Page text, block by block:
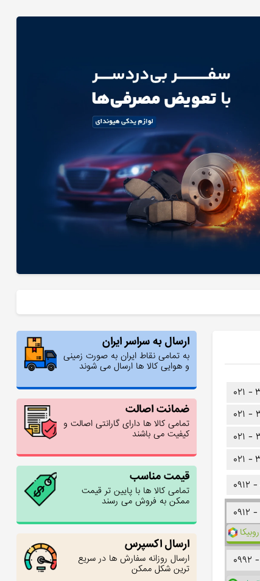
ارسال به سراسر ایران
به تمامی نقاط ایران به صورت زمینی
و هوایی کالا ها ارسال می شوند
ضمانت اصالت
تمامی کالا ها دارای گارانتی اصالت و
کیفیت می باشند
قیمت مناسب
تمامی کالا ها با پایین تر قیمت
ممکن به فروش می رسند
ارسال اکسپرس
ارسال روزانه سفارش ها در سریع
ترین شکل ممکن
۰۲۱ -
۰۲۱ -
۰۲۱ -
۰۲۱ -
۰۹۱۲ -
۰۹۱۲ -
روبیکا
۰۹۹۲ -